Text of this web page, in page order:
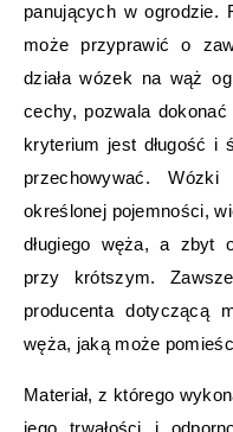
panujących w ogrodzie.
może przyprawić o
działa wózek na wąż
cechy, pozwala
kryterium jest długość i
przechowywać.
określonej pojemności,
długiego węża, a zbyt
przy krótszym.
producenta dotyczącą
węża, jaką może
Materiał, z którego
jego trwałości i